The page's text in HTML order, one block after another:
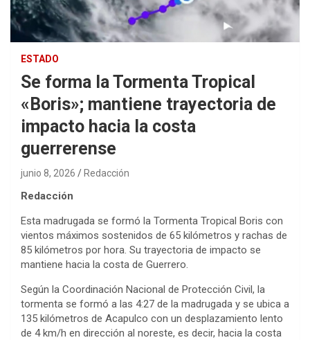
ESTADO
Se forma la Tormenta Tropical
«Boris»; mantiene trayectoria de
impacto hacia la costa
guerrerense
junio 8, 2026 Redacción
Redacción
Esta madrugada se formó la Tormenta Tropical Boris con
vientos máximos sostenidos de 65 kilómetros y rachas de
85 kilómetros por hora. Su trayectoria de impacto se
mantiene hacia la costa de Guerrero.
Según la Coordinación Nacional de Protección Civil, la
tormenta se formó a las 4:27 de la madrugada y se ubica a
135 kilómetros de Acapulco con un desplazamiento lento
de 4 km/h en dirección al noreste, es decir, hacia la costa